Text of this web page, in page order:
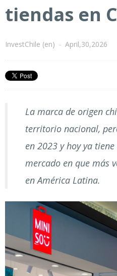
tiendas en
InvestChile (en) - April,30,2026
La marca de origen
territorio nacional,
en 2023 y hoy ya
mercado en que más
en América Latina.